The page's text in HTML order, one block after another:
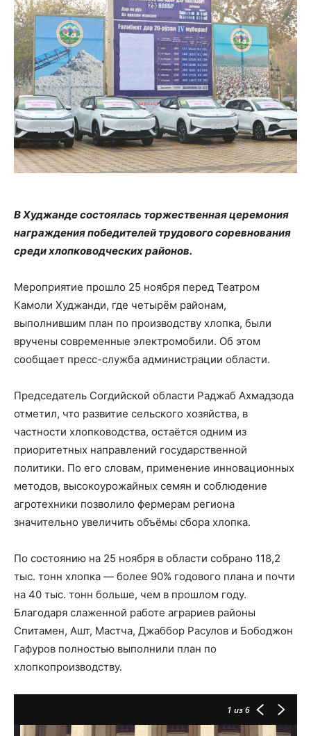
В Худжанде состоялась торжественная церемония
награждения победителей трудового соревнования
среди хлопководческих районов.
Мероприятие прошло 25 ноября перед Театром
Камоли Худжанди, где четырём районам,
выполнившим план по производству хлопка, были
вручены современные электромобили. Об этом
сообщает пресс-служба администрации области.
Председатель Согдийской области Раджаб Ахмадзода
отметил, что развитие сельского хозяйства, в
частности хлопководства, остаётся одним из
приоритетных направлений государственной
политики. По его словам, применение инновационных
методов, высокоурожайных семян и соблюдение
агротехники позволило фермерам региона
значительно увеличить объёмы сбора хлопка.
По состоянию на 25 ноября в области собрано 118,2
тыс. тонн хлопка — более 90% годового плана и почти
на 40 тыс. тонн больше, чем в прошлом году.
Благодаря слаженной работе аграриев районы
Спитамен, Ашт, Мастча, Джаббор Расулов и Бободжон
Гафуров полностью выполнили план по
хлопкопроизводству.
1 из 6